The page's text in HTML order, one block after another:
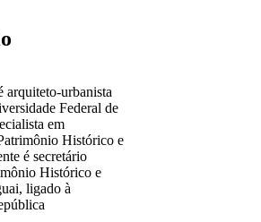
arquiteto-urbanista
Federal de
em
Histórico e
é secretário
Histórico e
ligado à